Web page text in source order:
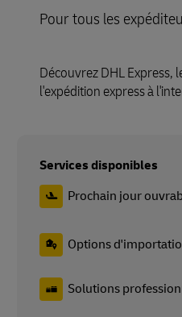
Pour tous les
Découvrez DHL Express,
l'expédition express à
Services disponibles
Prochain jour
Options
Solutions